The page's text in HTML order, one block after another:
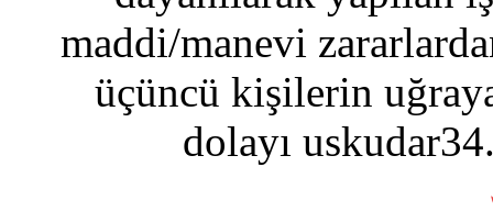
maddi/manevi
üçüncü kişilerin
dolayı